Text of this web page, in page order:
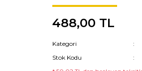
488,00 TL
Kategori
Stok Kodu